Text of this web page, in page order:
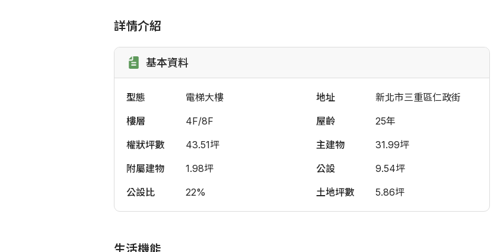
詳情介紹
基本資料
型態 電梯大樓 地址
新北市三重區仁政街
樓層
4F/8F 屋齡
25年
權狀坪數
43.51坪 主建物
31.99坪
附屬建物
1.98坪 公設
9.54坪
公設比
22% 土地坪數 5.86坪
生活機能